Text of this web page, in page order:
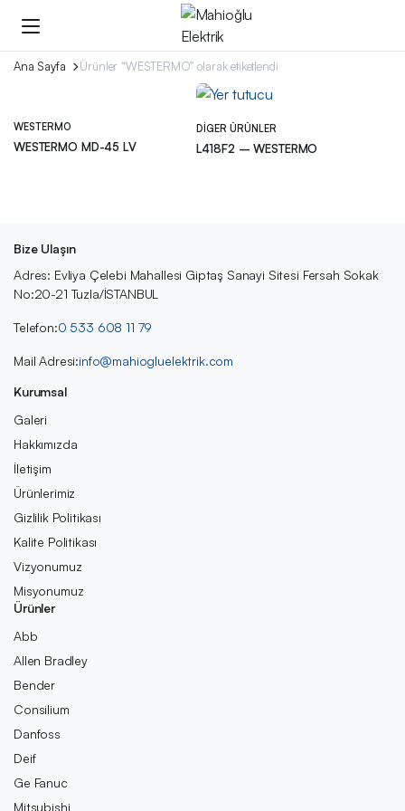
Ana Sayfa Ürünler “WESTERMO” olarak etiketlendi
WESTERMO
WESTERMO MD-45 LV
DIGER ÜRÜNLER
L418F2 – WESTERMO
Bize Ulaşın
Adres: Evliya Çelebi Mahallesi Giptaş Sanayi Sitesi Fersah Sokak
No:20-21 Tuzla/İSTANBUL
Telefon:0 533 608 11 79
Mail Adresi:info@mahiogluelektrik.com
Kurumsal
Galeri
Hakkımızda
İletişim
Ürünlerimiz
Gizlilik Politikası
Kalite Politikası
Vizyonumuz
Misyonumuz
Ürünler
Abb
Allen Bradley
Bender
Consilium
Danfoss
Deif
Ge Fanuc
Mitsubishi